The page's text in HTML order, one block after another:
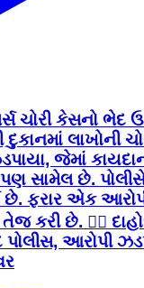
ચોરી કેસનો ભેદ
દુકાનમાં લાખોની
જેમાં
સામેલ છે. પોલીસે
છે. ફરાર એક
કરી છે. 👮‍♂️
પોલીસ, આરોપી